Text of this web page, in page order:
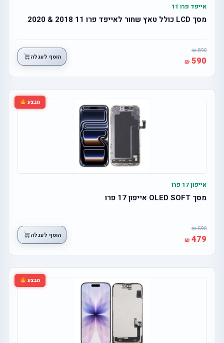
אייפד פרו 11
מסך LCD כולל טאץ שחור לאייפד פרו 11 2018 & 2020
890
590 הוסף לעגלה
מבצע
אייפון 17 פרו
מסך OLED SOFT אייפון 17 פרו
590
479 הוסף לעגלה
מבצע